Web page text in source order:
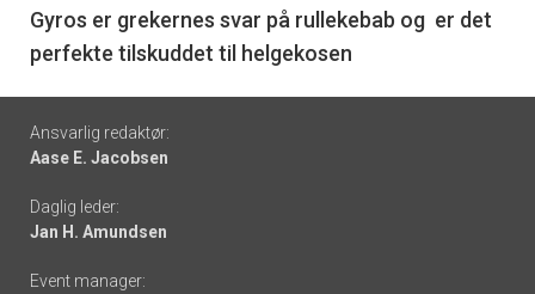
6
Gyros er grekernes svar på rullekebab og er det
perfekte tilskuddet til helgekosen
Footer
-
links
Ansvarlig redaktør:
Aase E. Jacobsen
Daglig leder:
Jan H. Amundsen
Event manager: